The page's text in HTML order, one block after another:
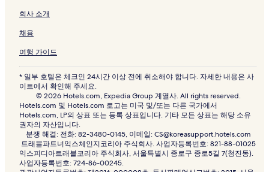
회사 소개
채용
여행 가이드
* 일부 호텔은 체크인 24시간 이상 전에 취소해야 합니다. 자세한 내용은 사
이트에서 확인해 주세요.
© 2026 Hotels.com, Expedia Group 계열사. All rights reserved.
Hotels.com 및 Hotels.com 로고는 미국 및/또는 다른 국가에서
Hotels.com, LP의 상표 또는 등록 상표입니다. 기타 모든 상표는 해당 소유
권자의 자산입니다.
분쟁 해결: 전화: 82-3480-0145, 이메일: CS@koreasupport.hotels.com
트래블파트너익스체인지코리아 주식회사. 사업자등록번호: 821-88-01025
익스피디아트래블코리아 주식회사, 서울특별시 종로구 종로5길 7(청진동).
사업자등록번호: 724-86-00245.